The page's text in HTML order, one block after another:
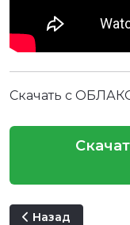
Скачать с
Предыдущий:
Назад